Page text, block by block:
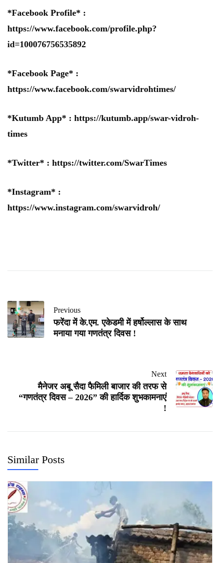
*Facebook Profile* :
https://www.facebook.com/profile.php?
id=100076756535892
*Facebook Page* :
https://www.facebook.com/swarvidrohtimes/
*Kutumb App* : https://kutumb.app/swar-vidroh-
times
*Twitter* : https://twitter.com/SwarTimes
*Instagram* :
https://www.instagram.com/swarvidroh/
Previous
फरेंदा में के.एम. एकेडमी में हर्षोल्लास के साथ
मनाया गया गणतंत्र दिवस !
Next
मैनेजर अबू सैदा फैमिली बाजार की तरफ से
“गणतंत्र दिवस – 2026” की हार्दिक शुभकामनाएं
!
Similar Posts